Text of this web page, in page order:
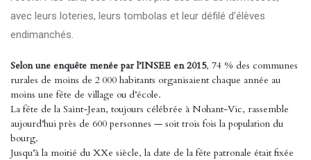
avec leurs loteries, leurs tombolas et leur défilé d’élèves
endimanchés.
Selon une enquête menée par l’INSEE en 2015, 74 % des communes
rurales de moins de 2 000 habitants organisaient chaque année au
moins une fête de village ou d’école.
La fête de la Saint-Jean, toujours célébrée à Nohant-Vic, rassemble
aujourd’hui près de 600 personnes — soit trois fois la population du
bourg.
Jusqu’à la moitié du XXe siècle, la date de la fête patronale était fixée